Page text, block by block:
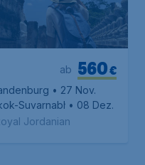
€
560
ab
• 27 Nov.
Suvarnabhumi• 08 Dez.
Jordanian